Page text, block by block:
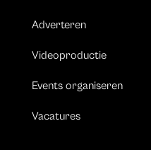
Adverteren
Videoproductie
Events organiseren
Vacatures